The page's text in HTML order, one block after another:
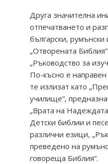
Друга значителна
отпечатването и
български, румънски
„Отворената
„Ръководство за
По-късно е
тe излизат като
училище”,
„Врата на
Детски библии и
различни езици,
преведено на
говореща Библия”.